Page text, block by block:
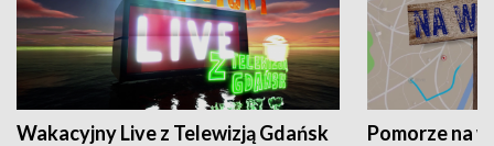
Wakacyjny Live z Telewizją Gdańsk Pomorze na